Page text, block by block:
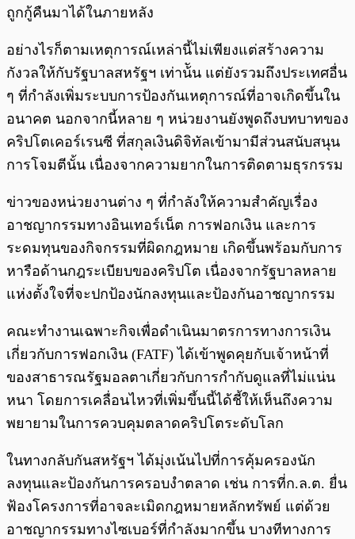
ถูกกู้คืนมาได้ในภายหลัง
อย่างไรก็ตามเหตุการณ์เหล่านี้ไม่เพียงแต่สร้างความ
กังวลให้กับรัฐบาลสหรัฐฯ เท่าน้ัน แต่ยังรวมถึงประเทศอื่น
ๆ ที่กำลังเพิ่มระบบการป้องกันเหตุการณ์ที่อาจเกิดขึ้นใน
อนาคต นอกจากนี้หลาย ๆ หน่วยงานยังพูดถึงบทบาทของ
คริปโตเคอร์เรนซี ที่สกุลเงินดิจิทัลเข้ามามีส่วนสนับสนุน
การโจมตีนั้น เนื่องจากความยากในการติดตามธุรกรรม
ข่าวของหน่วยงานต่าง ๆ ที่กำลังให้ความสำคัญเรื่อง
อาชญากรรมทางอินเทอร์เน็ต การฟอกเงิน และการ
ระดมทุนของกิจกรรมที่ผิดกฎหมาย เกิดขึ้นพร้อมกับการ
หารือด้านกฎระเบียบของคริปโต เนื่องจากรัฐบาลหลาย
แห่งตั้งใจที่จะปกป้องนักลงทุนและป้องกันอาชญากรรม
คณะทำงานเฉพาะกิจเพื่อดำเนินมาตรการทางการเงิน
เกี่ยวกับการฟอกเงิน (FATF) ได้เข้าพูดคุยกับเจ้าหน้าที่
ของสาธารณรัฐมอลตาเกี่ยวกับการกำกับดูแลที่ไม่แน่น
หนา โดยการเคลื่อนไหวที่เพิ่มขึ้นนี้ได้ชี้ให้เห็นถึงความ
พยายามในการควบคุมตลาดคริปโตระดับโลก
ในทางกลับกันสหรัฐฯ ได้มุ่งเน้นไปที่การคุ้มครองนัก
ลงทุนและป้องกันการครอบงำตลาด เช่น การที่ก.ล.ต. ยื่น
ฟ้องโครงการที่อาจละเมิดกฎหมายหลักทรัพย์ แต่ด้วย
อาชญากรรมทางไซเบอร์ที่กำลังมากขึ้น บางทีทางการ